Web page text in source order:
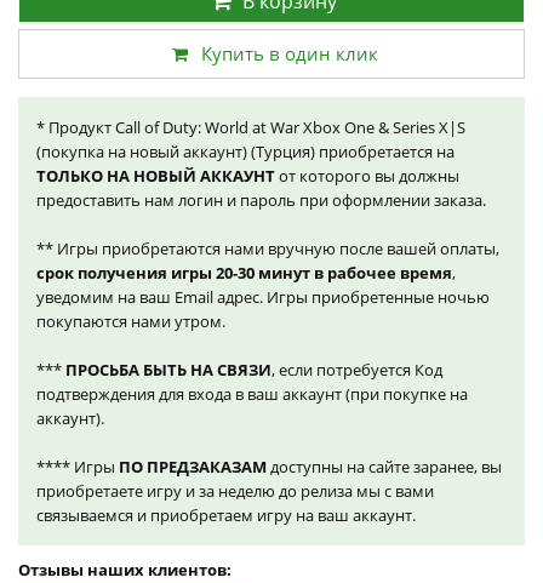
Купить в один клик
* Продукт Call of Duty: World at War Xbox One & Series X|S
(покупка на новый аккаунт) (Турция) приобретается на
ТОЛЬКО НА НОВЫЙ АККАУНТот которого вы должны
предоставить нам логин и пароль при оформлении заказа.
** Игры приобретаются нами вручную после вашей оплаты,
срок получения игры 20-30 минут в рабочее время,
уведомим на ваш Email адрес. Игры приобретенные ночью
покупаются нами утром.
*** ПРОСЬБА БЫТЬ НА СВЯЗИ, если потребуется Код
подтверждения для входа в ваш аккаунт (при покупке на
аккаунт).
**** Игры ПО ПРЕДЗАКАЗАМ доступны на сайте заранее, вы
приобретаете игру и за неделю до релиза мы с вами
связываемся и приобретаем игру на ваш аккаунт.
Отзывы наших клиентов: